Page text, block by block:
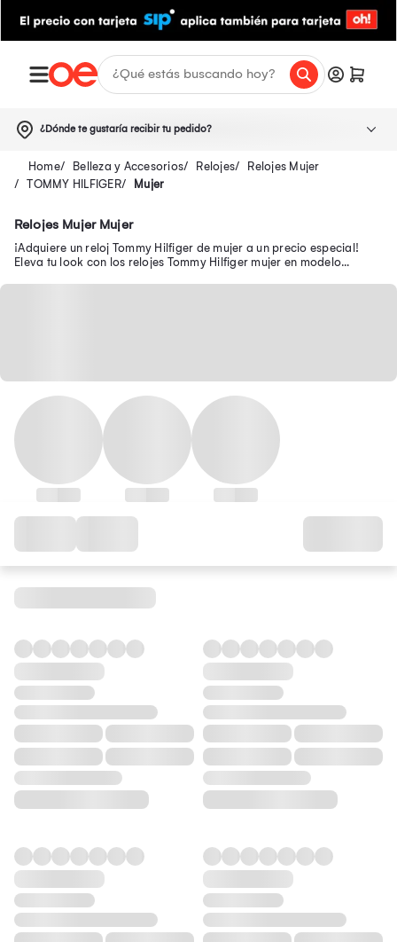
¿Dónde te gustaría recibir tu pedido?
Belleza y Accesorios Relojes
Relojes Mujer
TOMMY HILFIGER
Mujer
Relojes Mujer Mujer
¡Adquiere un reloj Tommy Hilfiger de mujer a un precio especial!
Eleva tu look con los relojes Tommy Hilfiger mujer en modelo